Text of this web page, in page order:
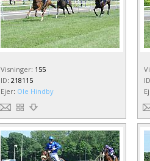
Visninger: 155
ID: 218115
Ejer: Ole Hindby
ID